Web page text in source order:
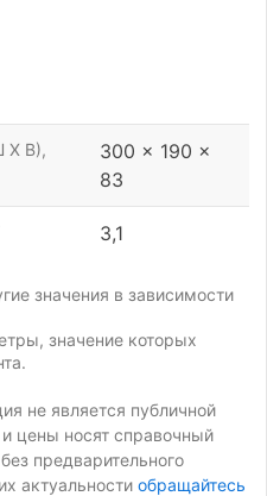
Х В),
300 x 190 x
83
3,1
значения в зависимости
значение которых
не является публичной
цены носят справочный
предварительного
актуальности обращайтесь